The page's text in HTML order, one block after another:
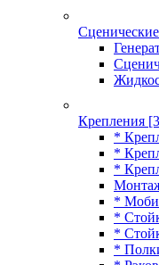
Крепления
*
*
*
*
*
*
*